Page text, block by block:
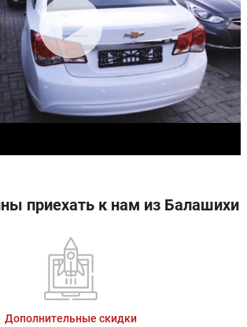
приехать к нам из Балашихи
Дополнительные скидки